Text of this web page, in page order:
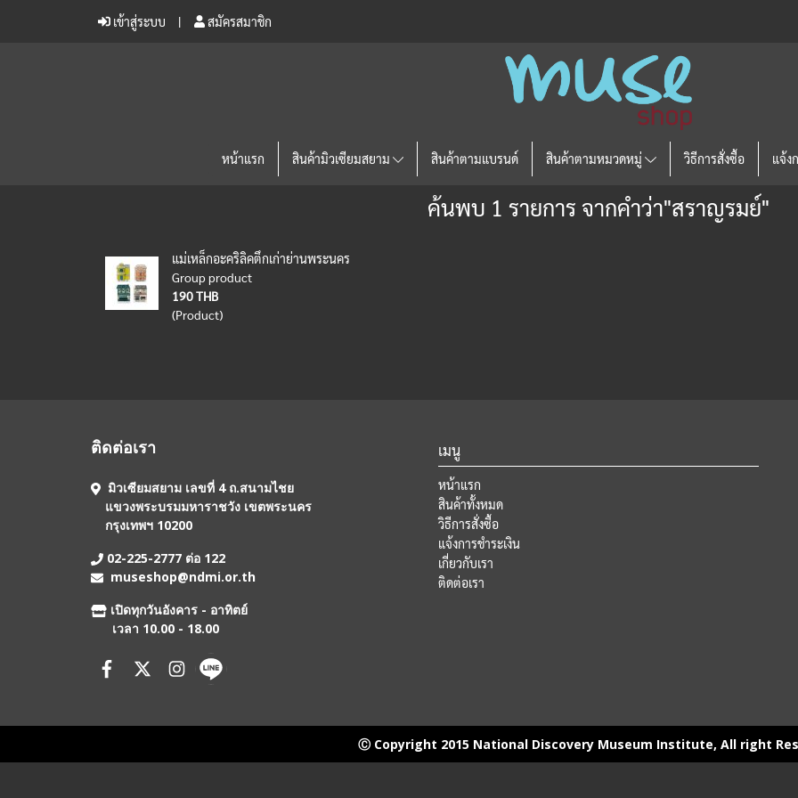
เข้าสู่ระบบ สมัครสมาชิก
หน้าแรก สินค้ามิวเซียมสยาม สินค้าตามแบรนด์ สินค้าตามหมวดหมู่ วิธีการสั่งซื้อ แจ้ง
ค้นพบ 1 รายการ จากคำว่า"สราญรมย์"
แม่เหล็กอะคริลิคตึกเก่าย่านพระนคร
Group product
190 THB
(Product)
ติดต่อเรา
มิวเซียมสยาม เลขที่ 4 ถ.สนามไชย
แขวงพระบรมมหาราชวัง เขตพระนคร
กรุงเทพฯ 10200
02-225-2777 ต่อ 122
museshop@ndmi.or.th
เปิดทุกวันอังคาร - อาทิตย์
เวลา 10.00 - 18.00
เมนู
หน้าแรก
สินค้าทั้งหมด
วิธีการสั่งซื้อ
แจ้งการชำระเงิน
เกี่ยวกับเรา
ติดต่อเรา
Ⓒ Copyright 2015 National Discovery Museum Institute, All right